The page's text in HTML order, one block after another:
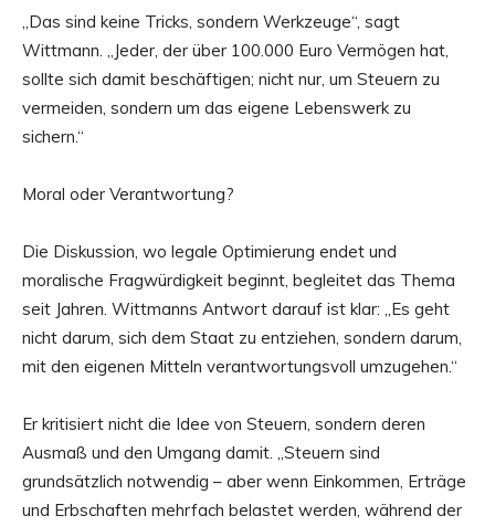
„Das sind keine Tricks, sondern Werkzeuge“, sagt
Wittmann. „Jeder, der über 100.000 Euro Vermögen hat,
sollte sich damit beschäftigen; nicht nur, um Steuern zu
vermeiden, sondern um das eigene Lebenswerk zu
sichern.“
Moral oder Verantwortung?
Die Diskussion, wo legale Optimierung endet und
moralische Fragwürdigkeit beginnt, begleitet das Thema
seit Jahren. Wittmanns Antwort darauf ist klar: „Es geht
nicht darum, sich dem Staat zu entziehen, sondern darum,
mit den eigenen Mitteln verantwortungsvoll umzugehen.“
Er kritisiert nicht die Idee von Steuern, sondern deren
Ausmaß und den Umgang damit. „Steuern sind
grundsätzlich notwendig – aber wenn Einkommen, Erträge
und Erbschaften mehrfach belastet werden, während der